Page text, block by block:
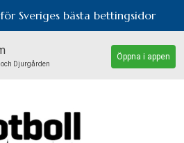
Sveriges bästa bettingsidor
Djurgården
Öppna i appen